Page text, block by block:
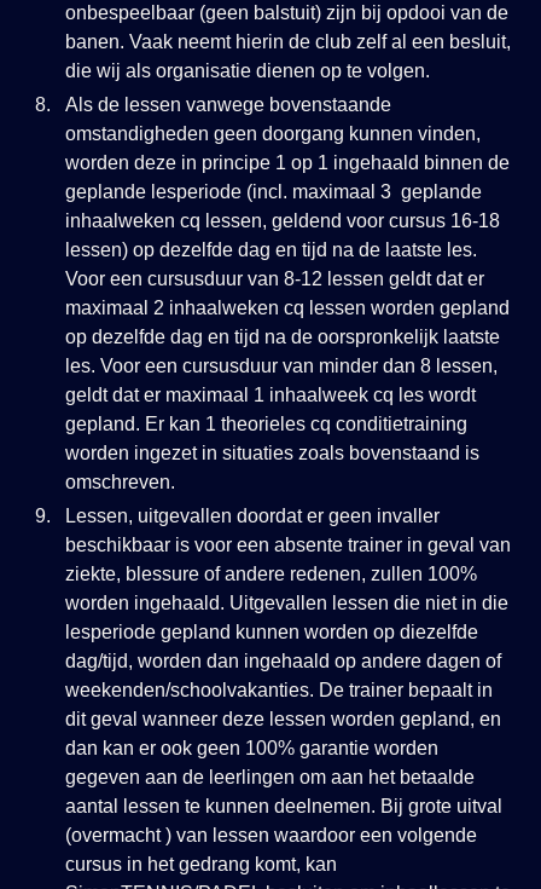
onbespeelbaar (geen balstuit) zijn bij opdooi van de
banen. Vaak neemt hierin de club zelf al een besluit,
die wij als organisatie dienen op te volgen.
Als de lessen vanwege bovenstaande
omstandigheden geen doorgang kunnen vinden,
worden deze in principe 1 op 1 ingehaald binnen de
geplande lesperiode (incl. maximaal 3 geplande
inhaalweken cq lessen, geldend voor cursus 16-18
lessen) op dezelfde dag en tijd na de laatste les.
Voor een cursusduur van 8-12 lessen geldt dat er
maximaal 2 inhaalweken cq lessen worden gepland
op dezelfde dag en tijd na de oorspronkelijk laatste
les. Voor een cursusduur van minder dan 8 lessen,
geldt dat er maximaal 1 inhaalweek cq les wordt
gepland. Er kan 1 theorieles cq conditietraining
worden ingezet in situaties zoals bovenstaand is
omschreven.
Lessen, uitgevallen doordat er geen invaller
beschikbaar is voor een absente trainer in geval van
ziekte, blessure of andere redenen, zullen 100%
worden ingehaald. Uitgevallen lessen die niet in die
lesperiode gepland kunnen worden op diezelfde
dag/tijd, worden dan ingehaald op andere dagen of
weekenden/schoolvakanties. De trainer bepaalt in
dit geval wanneer deze lessen worden gepland, en
dan kan er ook geen 100% garantie worden
gegeven aan de leerlingen om aan het betaalde
aantal lessen te kunnen deelnemen. Bij grote uitval
(overmacht ) van lessen waardoor een volgende
cursus in het gedrang komt, kan